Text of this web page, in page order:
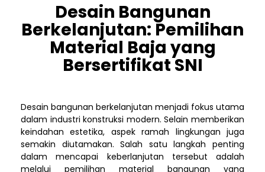
Desain Bangunan
Berkelanjutan: Pemilihan
Material Baja yang
Bersertifikat SNI
Desain bangunan berkelanjutan menjadi fokus utama
dalam industri konstruksi modern. Selain memberikan
keindahan estetika, aspek ramah lingkungan juga
semakin diutamakan. Salah satu langkah penting
dalam mencapai keberlanjutan tersebut adalah
melalui pemilihan material bangunan yang